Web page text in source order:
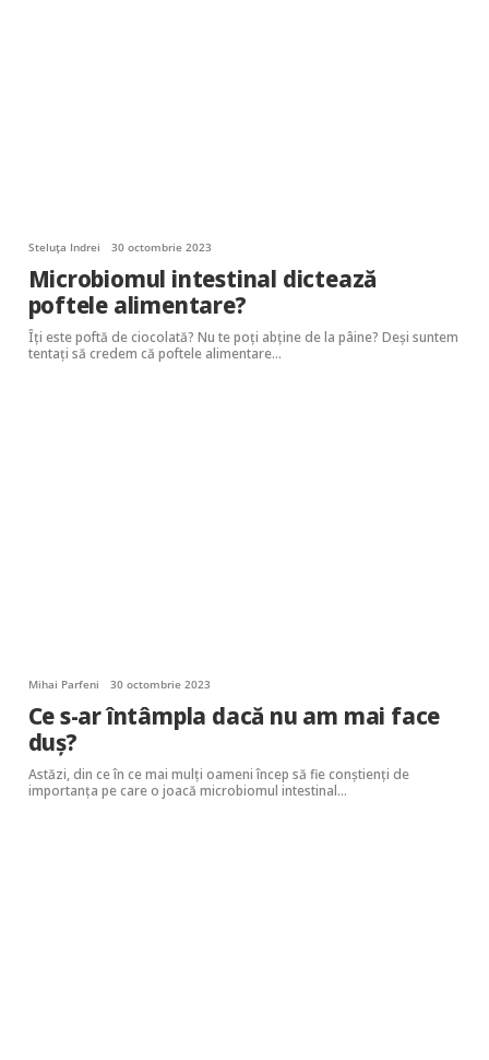
Steluța Indrei 30 octombrie 2023
Microbiomul intestinal dictează
poftele alimentare?
Îți este poftă de ciocolată? Nu te poți abține de la pâine? Deși suntem
tentați să credem că poftele alimentare…
Mihai Parfeni 30 octombrie 2023
Ce s-ar întâmpla dacă nu am mai face
duș?
Astăzi, din ce în ce mai mulți oameni încep să fie conștienți de
importanța pe care o joacă microbiomul intestinal…